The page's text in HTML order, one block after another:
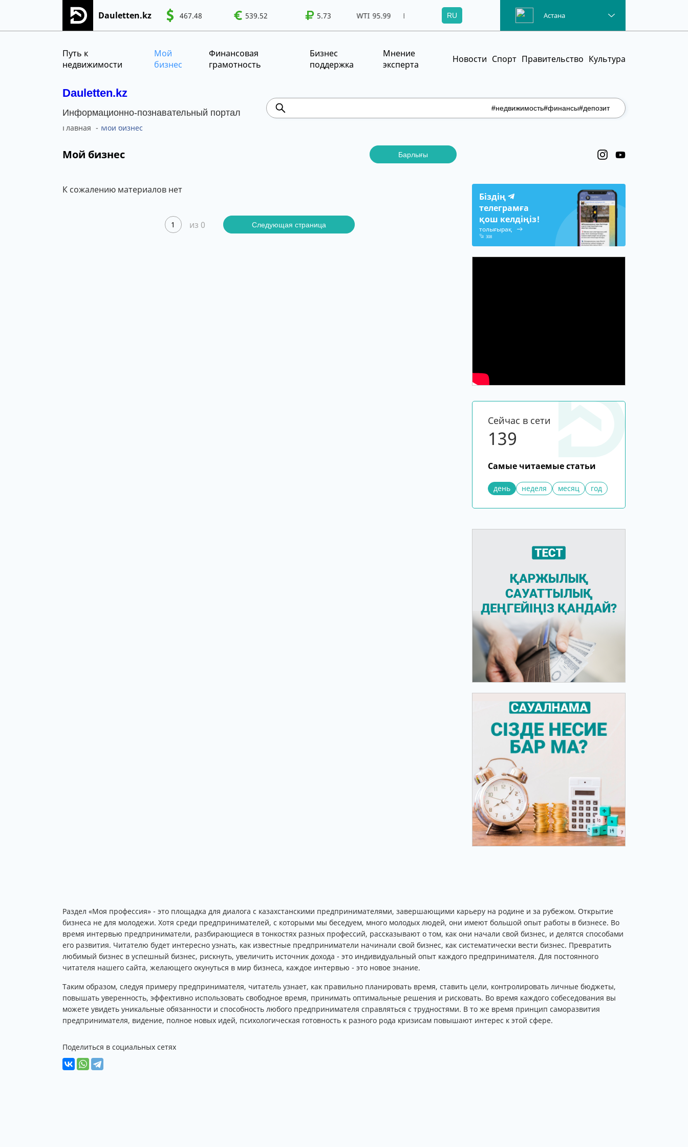
Dauletten.kz 467.48 539.52 5.73
WTI 95.99 100.41 95.99 Brent 100.41 RU Астана
Путь к
недвижимости
Мой
бизнес
Финансовая
грамотность
Бизнес
поддержка
Мнение
эксперта
Новости Спорт Правительство Культура
Dauletten.kz
Информационно-познавательный портал #недвижимость#финансы#депозит
Сіздің өтінішіңіз сәтті жіберілді, Рақмет!
Главная Мой бизнес
Мой бизнес Барлығы
К сожалению материалов нет
1 из 0 Следующая страница
Біздің
телеграмға
қош келдіңіз!
толығырақ
308
Сейчас в сети
139
Самые читаемые статьи
день неделя месяц год
Раздел «Моя профессия» - это площадка для диалога с казахстанскими предпринимателями, завершающими карьеру на родине и за рубежом. Открытие
бизнеса не для молодежи. Хотя среди предпринимателей, с которыми мы беседуем, много молодых людей, они имеют большой опыт работы в бизнесе. Во
время интервью предприниматели, разбирающиеся в тонкостях разных профессий, рассказывают о том, как они начали свой бизнес, и делятся способами
его развития. Читателю будет интересно узнать, как известные предприниматели начинали свой бизнес, как систематически вести бизнес. Превратить
любимый бизнес в успешный бизнес, рискнуть, увеличить источник дохода - это индивидуальный опыт каждого предпринимателя. Для постоянного
читателя нашего сайта, желающего окунуться в мир бизнеса, каждое интервью - это новое знание.
Таким образом, следуя примеру предпринимателя, читатель узнает, как правильно планировать время, ставить цели, контролировать личные бюджеты,
повышать уверенность, эффективно использовать свободное время, принимать оптимальные решения и рисковать. Во время каждого собеседования вы
можете увидеть уникальные обязанности и способность любого предпринимателя справляться с трудностями. В то же время принцип саморазвития
предпринимателя, видение, полное новых идей, психологическая готовность к разного рода кризисам повышают интерес к этой сфере.
Поделиться в социальных сетях